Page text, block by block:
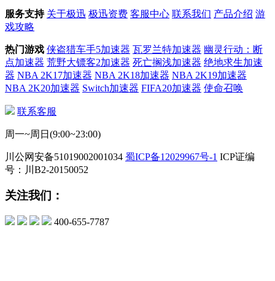
服务支持 关于极迅 极迅资费 客服中心 联系我们 产品介绍 游
戏攻略
热门游戏 侠盗猎车手5加速器 瓦罗兰特加速器 幽灵行动：断
点加速器 荒野大镖客2加速器 死亡搁浅加速器 绝地求生加速
器 NBA 2K17加速器 NBA 2K18加速器 NBA 2K19加速器
NBA 2K20加速器 Switch加速器 FIFA20加速器 使命召唤
联系客服
周一~周日(9:00~23:00)
川公网安备51019002001034 蜀ICP备12029967号-1 ICP证编
号：川B2-20150052
关注我们：
400-655-7787